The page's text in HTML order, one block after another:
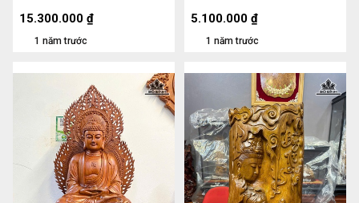
1 năm trước
15.300.000 ₫
1 năm trước
5.100.000 ₫